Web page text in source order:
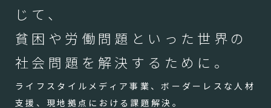
じて、
貧困や労働問題といった世界の
社会問題を解決するために。
ライフスタイルメディア事業、ボーダーレスな人材
支援、現地拠点における課題解決。